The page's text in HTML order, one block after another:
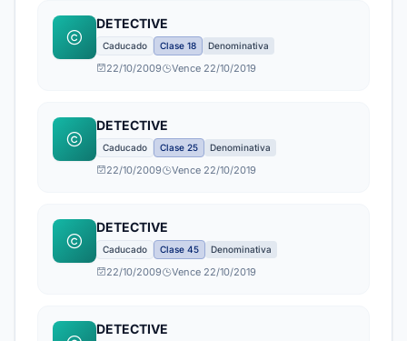
DETECTIVE
Caducado Clase 18 Denominativa
22/10/2009 Vence 22/10/2019
DETECTIVE
Caducado Clase 25 Denominativa
22/10/2009 Vence 22/10/2019
DETECTIVE
Caducado Clase 45 Denominativa
22/10/2009 Vence 22/10/2019
DETECTIVE